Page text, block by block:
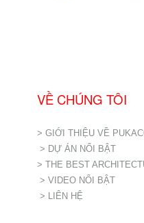
VỀ CHÚNG TÔI
> GIỚI THIỆU VỀ
> DỰ ÁN NỔI BẬT
> THE BEST
> VIDEO NỔI BẬT
> LIÊN HỆ